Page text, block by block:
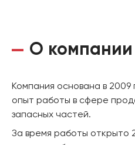
О компании
Компания основана в
опыт работы в сфере
запасных частей.
За время работы открыто